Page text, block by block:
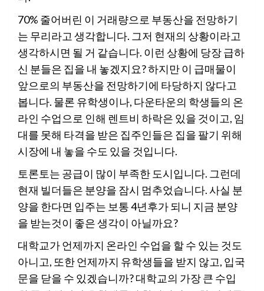
70% 줄어버린 이 거래량으로 부동산을 전망하기
는 무리라고 생각합니다. 그저 현재의 상황이라고
생각하시면 될 거 같습니다. 이런 상황에 당장 급하
신 분들은 집을 내 놓겠지요? 하지만 이 급매물이
앞으로의 부동산을 전망하기에 타당하지 않다고
봅니다. 물론 유학생이나, 다운타운의 학생들의 온
라인 수업으로 인해 렌트비 하락은 있을 것이고, 임
대를 못해 타격을 받은 집주인들은 집을 팔기 위해
시장에 내 놓을 수도 있을 것입니다.
토론토는 공급이 많이 부족한 도시입니다. 그런데
현재 빌더들은 분양을 잠시 멈추었습니다. 사실 분
양을 한다면 입주는 보통 4년후가 되니 지금 분양
을 받는것이 좋은 생각이 아닐까요?
대학교가 언제까지 온라인 수업을 할 수 있는 것도
아니고, 또한 언제까지 유학생들을 받지 않고, 입국
문을 닫을 수 있겠습니까? 대학교의 가장 큰 수입